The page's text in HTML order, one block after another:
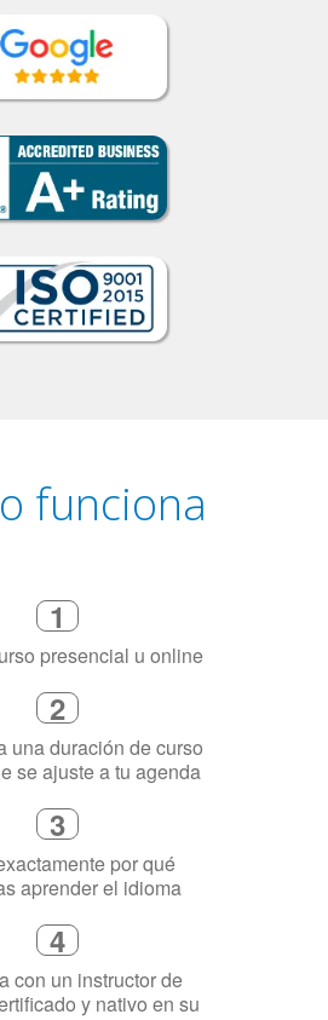
funciona
1
presencial u online
2
una duración de curso
se ajuste a tu agenda
3
por qué
aprender el idioma